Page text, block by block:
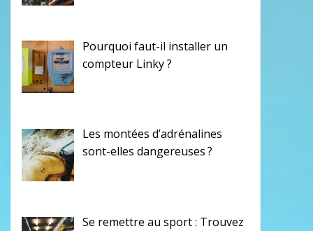
Pourquoi faut-il installer un
compteur Linky ?
Les montées d’adrénalines
sont-elles dangereuses ?
Se remettre au sport : Trouvez